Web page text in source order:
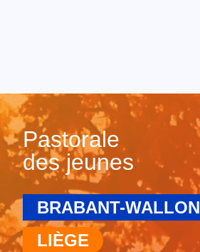
Pastorale
des jeunes
BRABANT-WALLON
LIÈGE